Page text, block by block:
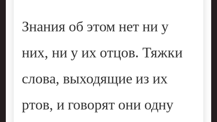
Знания об этом нет ни у
них, ни у их отцов. Тяжки
слова, выходящие из их
ртов, и говорят они одну